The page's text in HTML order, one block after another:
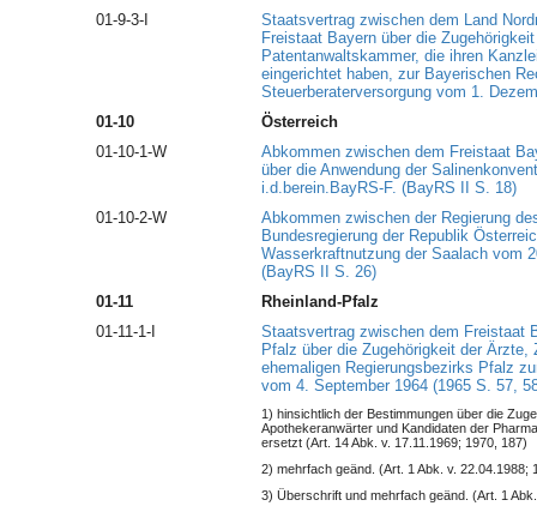
01-9-3-I
Staatsvertrag zwischen dem Land
Freistaat Bayern über die
Patentanwaltskammer, die ihren
eingerichtet haben, zur Bayerischen
Steuerberaterversorgung vom 1.
01-10
Österreich
01-10-1-W
Abkommen zwischen dem Freistaat
über die Anwendung der
i.d.berein.BayRS-F. (BayRS II S. 18)
01-10-2-W
Abkommen zwischen der Regierung
Bundesregierung der Republik
Wasserkraftnutzung der Saalach vom
(BayRS II S. 26)
01-11
Rheinland-Pfalz
01-11-1-I
Staatsvertrag zwischen dem Freistaat
Pfalz über die Zugehörigkeit der Ärzte,
ehemaligen Regierungsbezirks Pfalz
vom 4. September 1964 (1965 S. 57,
1) hinsichtlich der Bestimmungen über die
Apothekeranwärter und Kandidaten der
ersetzt (Art. 14 Abk. v. 17.11.1969; 1970, 187)
2) mehrfach geänd. (Art. 1 Abk. v. 22.04.1988;
3) Überschrift und mehrfach geänd. (Art. 1